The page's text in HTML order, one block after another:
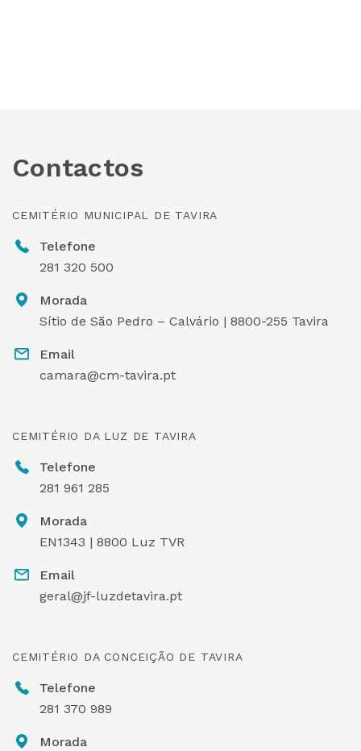
Contactos
CEMITÉRIO MUNICIPAL DE TAVIRA
Telefone
281 320 500
Morada
Sítio de São Pedro – Calvário | 8800-255 Tavira
Email
camara@cm-tavira.pt
CEMITÉRIO DA LUZ DE TAVIRA
Telefone
281 961 285
Morada
EN1343 | 8800 Luz TVR
Email
geral@jf-luzdetavira.pt
CEMITÉRIO DA CONCEIÇÃO DE TAVIRA
Telefone
281 370 989
Morada